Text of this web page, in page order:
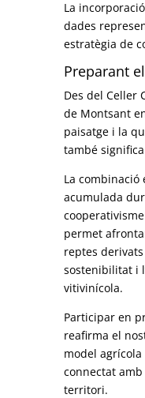
La
dades
estratègia de
Preparant
Des del Celler
de Montsant
paisatge i la
també
La combinació
acumulada
permet
reptes
sostenibilitat i
vitivinícola.
Participar en
reafirma el
model
connectat
territori.